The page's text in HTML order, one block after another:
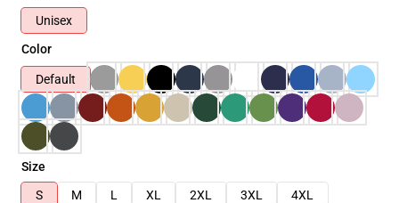
Unisex
Color
Default
Size
S
M L XL 2XL 3XL
4XL